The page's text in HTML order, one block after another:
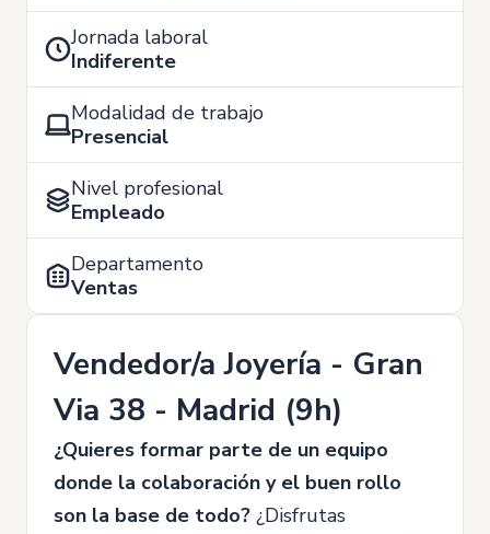
Jornada laboral
Indiferente
Modalidad de trabajo
Presencial
Nivel profesional
Empleado
Departamento
Ventas
Vendedor/a Joyería - Gran
Via 38 - Madrid (9h)
¿Quieres formar parte de un equipo
donde la colaboración y el buen rollo
son la base de todo? ¿Disfrutas